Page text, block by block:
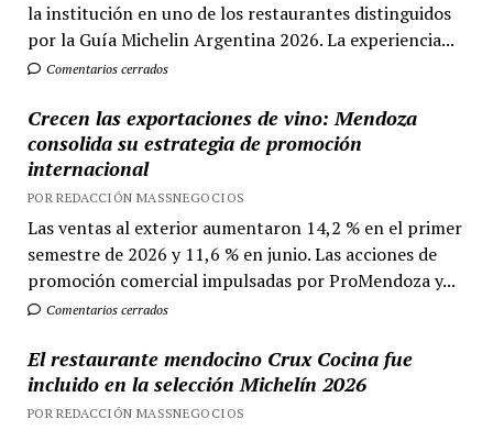
la institución en uno de los restaurantes distinguidos
por la Guía Michelin Argentina 2026. La experiencia...
Comentarios cerrados
Crecen las exportaciones de vino: Mendoza
consolida su estrategia de promoción
internacional
POR REDACCIÓN MASSNEGOCIOS
Las ventas al exterior aumentaron 14,2 % en el primer
semestre de 2026 y 11,6 % en junio. Las acciones de
promoción comercial impulsadas por ProMendoza y...
Comentarios cerrados
El restaurante mendocino Crux Cocina fue
incluido en la selección Michelín 2026
POR REDACCIÓN MASSNEGOCIOS